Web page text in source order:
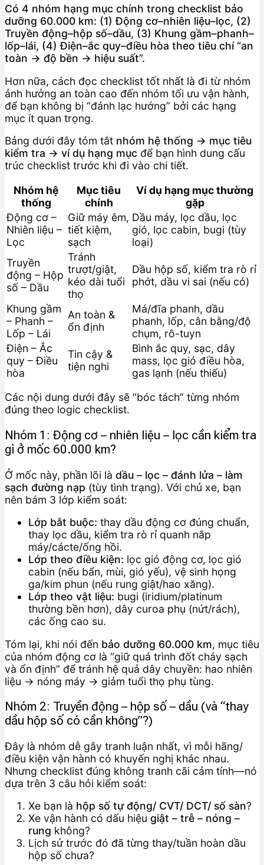
Có 4 nhóm hạng mục chính trong checklist bảo
dưỡng 60.000 km: (1) Động cơ–nhiên liệu–lọc, (2)
Truyền động–hộp số–dầu, (3) Khung gầm–phanh–
lốp–lái, (4) Điện–ắc quy–điều hòa theo tiêu chí “an
toàn → độ bền → hiệu suất”.
Hơn nữa, cách đọc checklist tốt nhất là đi từ nhóm
ảnh hưởng an toàn cao đến nhóm tối ưu vận hành,
để bạn không bị “đánh lạc hướng” bởi các hạng
mục ít quan trọng.
Bảng dưới đây tóm tắt nhóm hệ thống → mục tiêu
kiểm tra → ví dụ hạng mục để bạn hình dung cấu
trúc checklist trước khi đi vào chi tiết.
Nhóm hệ
thống
Mục tiêu
chính
Ví dụ hạng mục thường
gặp
Động cơ –
Nhiên liệu –
Lọc
Giữ máy êm,
tiết kiệm,
sạch
Dầu máy, lọc dầu, lọc
gió, lọc cabin, bugi (tùy
loại)
Truyền
động – Hộp
số – Dầu
Tránh
trượt/giật,
kéo dài tuổi
thọ
Dầu hộp số, kiểm tra rò rỉ
phớt, dầu vi sai (nếu có)
Khung gầm
– Phanh –
Lốp – Lái
An toàn &
ổn định
Má/đĩa phanh, dầu
phanh, lốp, cân bằng/độ
chụm, rô-tuyn
Điện – Ắc
quy – Điều
hòa
Tin cậy &
tiện nghi
Bình ắc quy, sạc, dây
mass, lọc gió điều hòa,
gas lạnh (nếu thiếu)
Các nội dung dưới đây sẽ “bóc tách” từng nhóm
đúng theo logic checklist.
Nhóm 1: Động cơ – nhiên liệu – lọc cần kiểm tra
gì ở mốc 60.000 km?
Ở mốc này, phần lõi là dầu – lọc – đánh lửa – làm
sạch đường nạp (tùy tình trạng). Với chủ xe, bạn
nên bám 3 lớp kiểm soát:
Lớp bắt buộc: thay dầu động cơ đúng chuẩn,
thay lọc dầu, kiểm tra rò rỉ quanh nắp
máy/cácte/ống hồi.
Lớp theo điều kiện: lọc gió động cơ, lọc gió
cabin (nếu bẩn, mùi, gió yếu), vệ sinh họng
ga/kim phun (nếu rung giật/hao xăng).
Lớp theo vật liệu: bugi (iridium/platinum
thường bền hơn), dây curoa phụ (nứt/rách),
các ống cao su.
Tóm lại, khi nói đến bảo dưỡng 60.000 km, mục tiêu
của nhóm động cơ là “giữ quá trình đốt cháy sạch
và ổn định” để tránh hệ quả dây chuyền: hao nhiên
liệu → nóng máy → giảm tuổi thọ phụ tùng.
Nhóm 2: Truyền động – hộp số – dầu (và “thay
dầu hộp số có cần không”?)
Đây là nhóm dễ gây tranh luận nhất, vì mỗi hãng/
điều kiện vận hành có khuyến nghị khác nhau.
Nhưng checklist đúng không tranh cãi cảm tính—nó
dựa trên 3 câu hỏi kiểm soát:
Xe bạn là hộp số tự động/ CVT/ DCT/ số sàn?
Xe vận hành có dấu hiệu giật – trễ – nóng –
rung không?
Lịch sử trước đó đã từng thay/tuần hoàn dầu
hộp số chưa?